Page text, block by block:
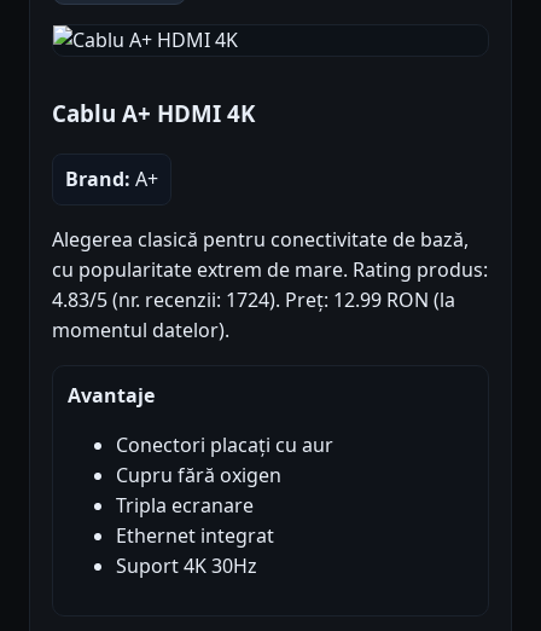
Cablu A+ HDMI 4K
Brand: A+
Alegerea clasică pentru conectivitate de bază,
cu popularitate extrem de mare. Rating produs:
4.83/5 (nr. recenzii: 1724). Preț: 12.99 RON (la
momentul datelor).
Avantaje
Conectori placați cu aur
Cupru fără oxigen
Tripla ecranare
Ethernet integrat
Suport 4K 30Hz